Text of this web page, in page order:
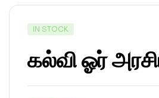
IN STOCK
கல்வி ஓர்